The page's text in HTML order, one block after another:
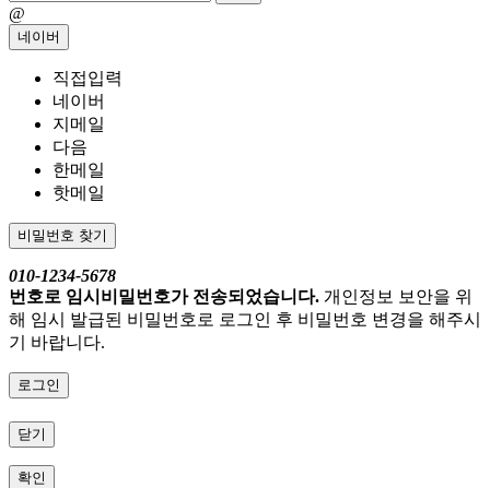
@
네이버
직접입력
네이버
지메일
다음
한메일
핫메일
비밀번호 찾기
010-1234-5678
번호로 임시비밀번호가 전송되었습니다. 개인정보 보안을 위
해 임시 발급된 비밀번호로 로그인 후 비밀번호 변경을 해주시
기 바랍니다.
로그인
닫기
확인